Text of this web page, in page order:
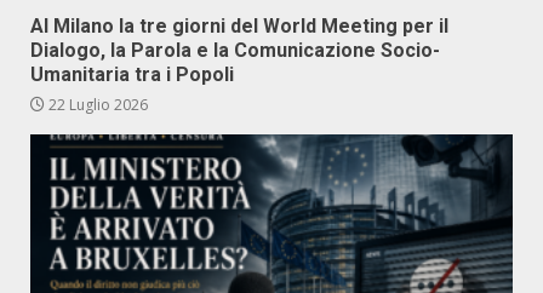
Al Milano la tre giorni del World Meeting per il
Dialogo, la Parola e la Comunicazione Socio-
Umanitaria tra i Popoli
22 Luglio 2026